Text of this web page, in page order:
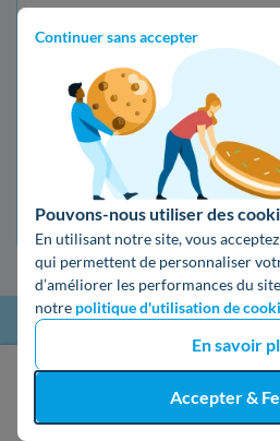
Continuer sans accepter
Pouvons-nous utiliser des
En utilisant notre site, vous
qui permettent de personnaliser
d’améliorer les performances du
notre politique d'utilisation de
En savoir
Accepter &
J'obtiens un
Pompe à chaleur
Pour votre
Ma maison
Mon devis
Les derniers avis